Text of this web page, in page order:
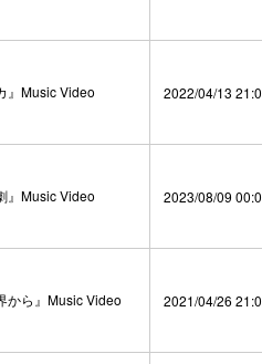
』Music Video 2022/04/13
』Music Video 2023/08/09
から』Music Video 2021/04/26